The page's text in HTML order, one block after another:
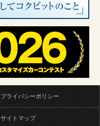
プライバシーポリシー
サイトマップ